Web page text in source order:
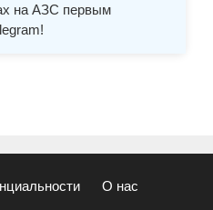
на АЗС первым
О нас